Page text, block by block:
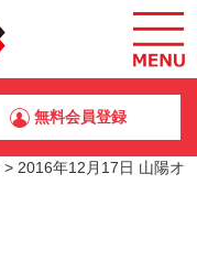
無料会員登録
> 2016年12月17日 山陽オ